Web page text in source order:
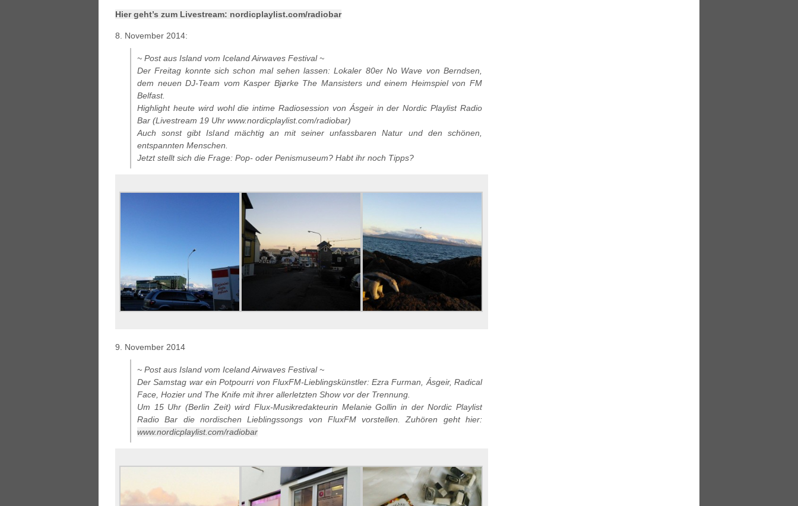
Hier geht’s zum Livestream: nordicplaylist.com/radiobar
8. November 2014:
~ Post aus Island vom Iceland Airwaves Festival ~
Der Freitag konnte sich schon mal sehen lassen: Lokaler 80er No Wave von Berndsen ,
dem neuen DJ-Team vom Kasper Bjørke The Mansisters und einem Heimspiel von FM
Belfast .
Highlight heute wird wohl die intime Radiosession von Ásgeir in der Nordic Playlist Radio
Bar (Livestream 19 Uhr www.nordicplaylist.com/radiobar)
Auch sonst gibt Island mächtig an mit seiner unfassbaren Natur und den schönen,
entspannten Menschen.
Jetzt stellt sich die Frage: Pop- oder Penismuseum? Habt ihr noch Tipps?
9. November 2014
~ Post aus Island vom Iceland Airwaves Festival ~
Der Samstag war ein Potpourri von FluxFM-Lieblingskünstler: Ezra Furman, Ásgeir, Radical
Face, Hozier und The Knife mit ihrer allerletzten Show vor der Trennung.
Um 15 Uhr (Berlin Zeit) wird Flux-Musikredakteurin Melanie Gollin in der Nordic Playlist
Radio Bar die nordischen Lieblingssongs von FluxFM vorstellen. Zuhören geht hier:
www.nordicplaylist.com/radiobar